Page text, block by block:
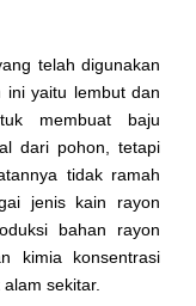
telah digunakan
yaitu lembut dan
membuat baju
dari pohon, tetapi
tidak ramah
jenis kain rayon
bahan rayon
kimia konsentrasi
sekitar.